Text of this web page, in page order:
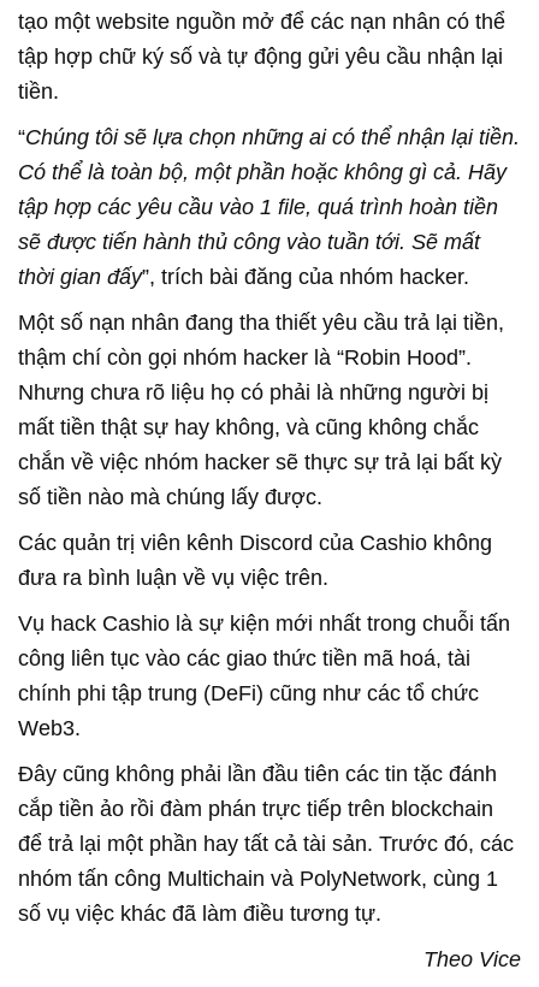
tạo một website nguồn mở để các nạn nhân có thể
tập hợp chữ ký số và tự động gửi yêu cầu nhận lại
tiền.
“Chúng tôi sẽ lựa chọn những ai có thể nhận lại tiền.
Có thể là toàn bộ, một phần hoặc không gì cả. Hãy
tập hợp các yêu cầu vào 1 file, quá trình hoàn tiền
sẽ được tiến hành thủ công vào tuần tới. Sẽ mất
thời gian đấy”, trích bài đăng của nhóm hacker.
Một số nạn nhân đang tha thiết yêu cầu trả lại tiền,
thậm chí còn gọi nhóm hacker là “Robin Hood”.
Nhưng chưa rõ liệu họ có phải là những người bị
mất tiền thật sự hay không, và cũng không chắc
chắn về việc nhóm hacker sẽ thực sự trả lại bất kỳ
số tiền nào mà chúng lấy được.
Các quản trị viên kênh Discord của Cashio không
đưa ra bình luận về vụ việc trên.
Vụ hack Cashio là sự kiện mới nhất trong chuỗi tấn
công liên tục vào các giao thức tiền mã hoá, tài
chính phi tập trung (DeFi) cũng như các tổ chức
Web3.
Đây cũng không phải lần đầu tiên các tin tặc đánh
cắp tiền ảo rồi đàm phán trực tiếp trên blockchain
để trả lại một phần hay tất cả tài sản. Trước đó, các
nhóm tấn công Multichain và PolyNetwork, cùng 1
số vụ việc khác đã làm điều tương tự.
Theo Vice